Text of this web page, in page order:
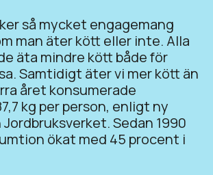
så mycket engagemang
man äter kött eller inte. Alla
äta mindre kött både för
Samtidigt äter vi mer kött än
året konsumerade
kg per person, enligt ny
Sedan 1990
ökat med 45 procent i